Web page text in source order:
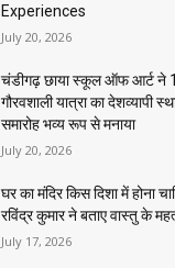
Experiences
July 20, 2026
चंडीगढ़ छाया स्कूल ऑफ आर्ट ने
गौरवशाली यात्रा का देशव्यापी
समारोह भव्य रूप से मनाया
July 20, 2026
घर का मंदिर किस दिशा में होना
रविंद्र कुमार ने बताए वास्तु के
July 17, 2026